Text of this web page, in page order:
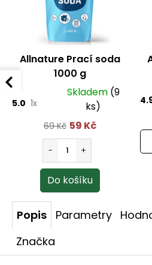
Allnature Prací soda
1000 g
5.0 1x
Skladem (9
ks)
69 Kč 59 Kč
Popis Parametry
Značka